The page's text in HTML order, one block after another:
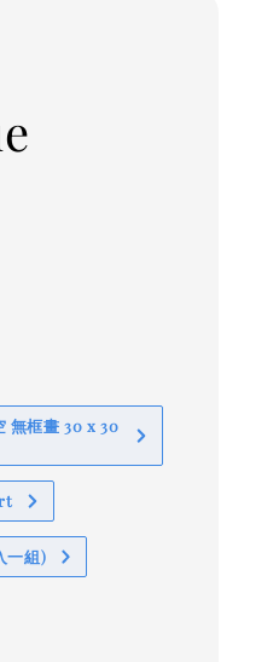
無框畫 30 x 30
一組)